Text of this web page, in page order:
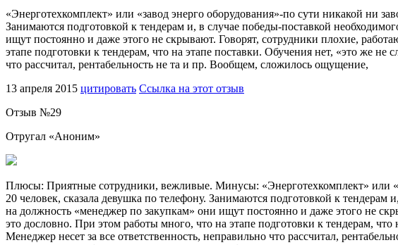
«Энерготехкомплект» или «завод энерго оборудования»-по сути никакой ни
Занимаются подготовкой к тендерам и, в случае победы-поставкой
ищут постоянно и даже этого не скрывают. Говорят, сотрудники плохие,
этапе подготовки к тендерам, что на этапе поставки. Обучения нет, «это же
что рассчитал, рентабельность не та и пр. Вообщем, сложилось ощущение,
13 апреля 2015 цитировать Ссылка на этот отзыв
Отзыв №29
Отругал «Аноним»
Плюсы: Приятные сотрудники, вежливые. Минусы: «Энерготехкомплект» или
20 человек, сказала девушка по телефону. Занимаются подготовкой к
на должность «менеджер по закупкам» они ищут постоянно и даже этого не
это дословно. При этом работы много, что на этапе подготовки к тендерам,
Менеджер несет за все ответственность, неправильно что рассчитал,